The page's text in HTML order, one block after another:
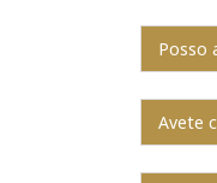
Posso
Avete